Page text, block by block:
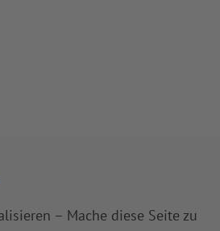
– Mache diese Seite zu